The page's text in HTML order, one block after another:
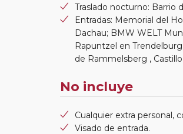
Traslado nocturno: Barrio
Entradas: Memorial del
Dachau; BMW WELT
Rapuntzel en
de Rammelsberg ,
No incluye
Cualquier extra personal,
Visado de entrada.